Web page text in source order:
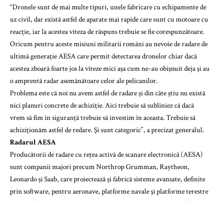
“Dronele sunt de mai multe tipuri, unele fabricare cu echipamente de
uz civil, dar există astfel de aparate mai rapide care sunt cu motoare cu
reacție, iar la acestea viteza de răspuns trebuie se fie corespunzătoare.
Oricum pentru aceste misiuni militarii români au nevoie de radare de
ultimă generație AESA care permit detectarea dronelor chiar dacă
acestea zboară foarte jos la viteze mici așa cum ne-au obișnuit deja și au
o amprentă radar asemănătoare celor ale pelicanilor.
Problema este că noi nu avem astfel de radare și din câte știu nu există
nici planuri concrete de achiziție. Aici trebuie să subliniez că dacă
vrem să fim în siguranță trebuie să investim în aceasta. Trebuie să
achiziționăm astfel de redare. Și sunt categoric”, a precizat generalul.
Radarul AESA
Producătorii de radare cu rețea activă de scanare electronică (AESA)
sunt companii majori precum Northrop Grumman, Raytheon,
Leonardo și Saab, care proiectează și fabrică sisteme avansate, definite
prin software, pentru aeronave, platforme navale și platforme terestre